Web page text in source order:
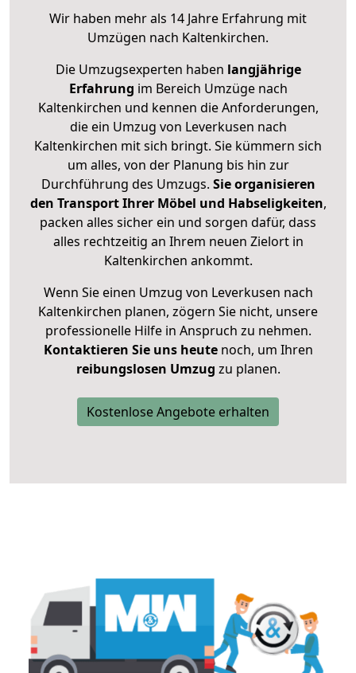
Wir haben mehr als 14 Jahre Erfahrung mit
Umzügen nach Kaltenkirchen.
Die Umzugsexperten haben langjährige
Erfahrung im Bereich Umzüge nach
Kaltenkirchen und kennen die Anforderungen,
die ein Umzug von Leverkusen nach
Kaltenkirchen mit sich bringt. Sie kümmern sich
um alles, von der Planung bis hin zur
Durchführung des Umzugs. Sie organisieren
den Transport Ihrer Möbel und Habseligkeiten,
packen alles sicher ein und sorgen dafür, dass
alles rechtzeitig an Ihrem neuen Zielort in
Kaltenkirchen ankommt.
Wenn Sie einen Umzug von Leverkusen nach
Kaltenkirchen planen, zögern Sie nicht, unsere
professionelle Hilfe in Anspruch zu nehmen.
Kontaktieren Sie uns heutenoch, um Ihren
reibungslosen Umzug zu planen.
Kostenlose Angebote erhalten